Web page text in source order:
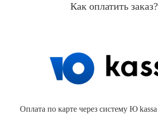
Как оплатить заказ?
Оплата по карте через систему Ю kassa